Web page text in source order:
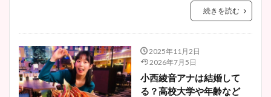
続きを読む
2025年11月2日
2026年7月5日
小西綾音アナは結婚して
る？高校大学や年齢など